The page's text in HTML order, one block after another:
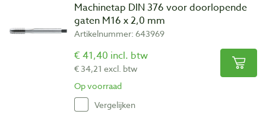
Machinetap DIN 376 voor doorlopende
gaten M16 x 2,0 mm
Artikelnummer: 643969
€ 41,40 incl. btw
€ 34,21 excl. btw
Op voorraad
Vergelijken